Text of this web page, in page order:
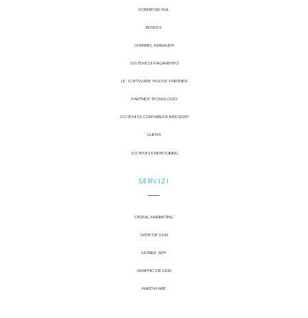
FORNITORI XML
BUYERS
CHANNEL MANAGER
SISTEMI DI PAGAMENTO
LE SOFTWARE HOUSE PARTNER
PARTNER TECNOLOGICI
SISTEMI DI CONTABILITÀ INTEGRATI
CLIENTI
SISTEMI DI REBOOKING
SERVIZI
DIGITAL MARKETING
WEB DESIGN
MOBILE APP
GRAPHIC DESIGN
HARDWARE